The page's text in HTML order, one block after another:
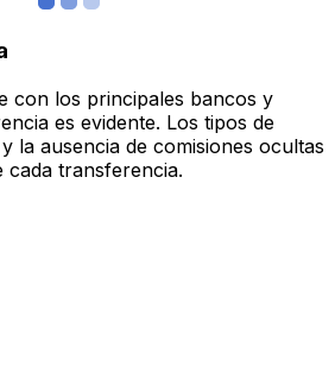
con los principales bancos y
es evidente. Los tipos de
la ausencia de comisiones ocultas
cada transferencia.